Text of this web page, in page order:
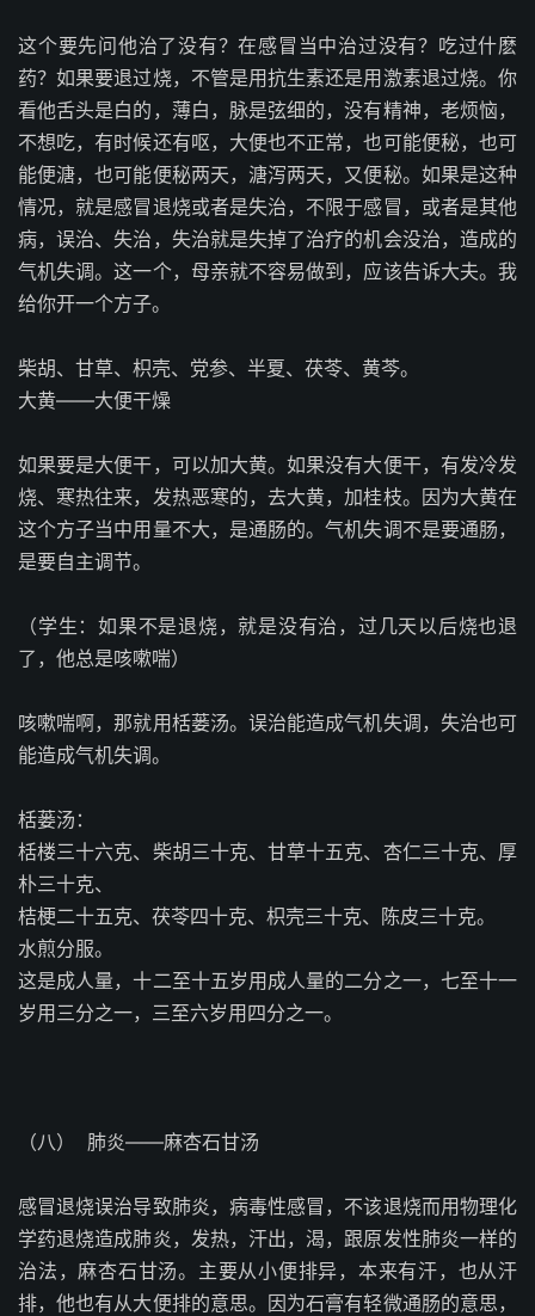
这个要先问他治了没有？在感冒当中治过没有？吃过什麽
药？如果要退过烧，不管是用抗生素还是用激素退过烧。你
看他舌头是白的，薄白，脉是弦细的，没有精神，老烦恼，
不想吃，有时候还有呕，大便也不正常，也可能便秘，也可
能便溏，也可能便秘两天，溏泻两天，又便秘。如果是这种
情况，就是感冒退烧或者是失治，不限于感冒，或者是其他
病，误治、失治，失治就是失掉了治疗的机会没治，造成的
气机失调。这一个，母亲就不容易做到，应该告诉大夫。我
给你开一个方子。
柴胡、甘草、枳壳、党参、半夏、茯苓、黄芩。
大黄——大便干燥
如果要是大便干，可以加大黄。如果没有大便干，有发冷发
烧、寒热往来，发热恶寒的，去大黄，加桂枝。因为大黄在
这个方子当中用量不大，是通肠的。气机失调不是要通肠，
是要自主调节。
（学生：如果不是退烧，就是没有治，过几天以后烧也退
了，他总是咳嗽喘）
咳嗽喘啊，那就用栝蒌汤。误治能造成气机失调，失治也可
能造成气机失调。
栝蒌汤：
栝楼三十六克、柴胡三十克、甘草十五克、杏仁三十克、厚
朴三十克、
桔梗二十五克、茯苓四十克、枳壳三十克、陈皮三十克。
水煎分服。
这是成人量，十二至十五岁用成人量的二分之一，七至十一
岁用三分之一，三至六岁用四分之一。
（八） 肺炎——麻杏石甘汤
感冒退烧误治导致肺炎，病毒性感冒，不该退烧而用物理化
学药退烧造成肺炎，发热，汗出，渴，跟原发性肺炎一样的
治法，麻杏石甘汤。主要从小便排异，本来有汗，也从汗
排，他也有从大便排的意思。因为石膏有轻微通肠的意思，